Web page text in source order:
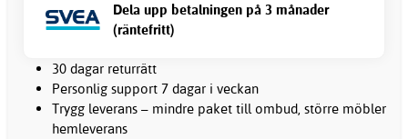
Dela upp betalningen på 3 månader
(räntefritt)
30 dagar returrätt
Personlig support 7 dagar i veckan
Trygg leverans – mindre paket till ombud, större möbler
hemleverans